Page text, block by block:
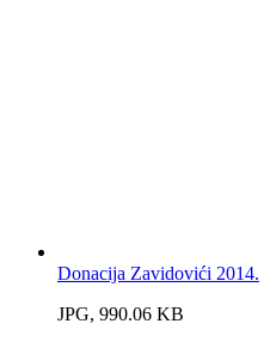
Donacija Zavidovići 2014.
JPG, 990.06 KB